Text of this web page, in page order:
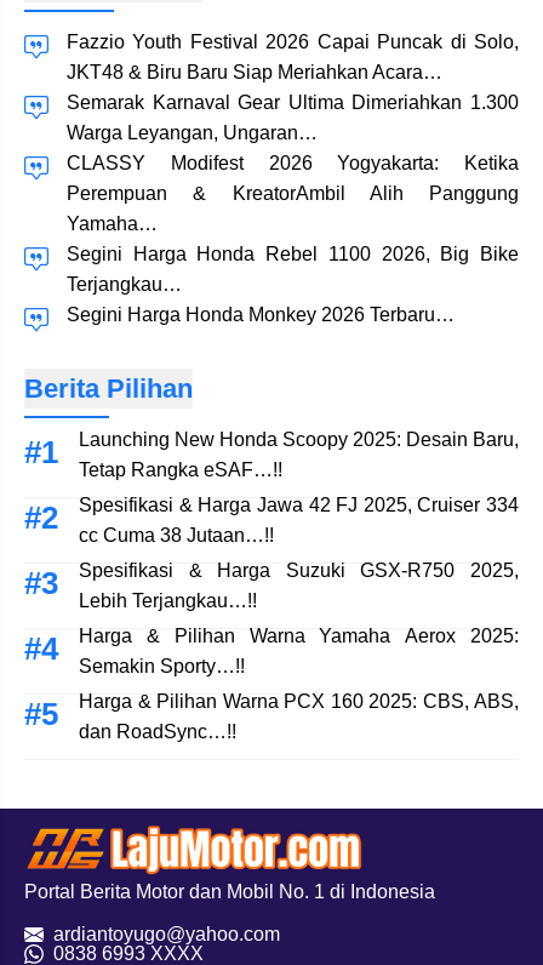
Fazzio Youth Festival 2026 Capai Puncak di Solo,
JKT48 & Biru Baru Siap Meriahkan Acara…
Semarak Karnaval Gear Ultima Dimeriahkan 1.300
Warga Leyangan, Ungaran…
CLASSY Modifest 2026 Yogyakarta: Ketika
Perempuan & KreatorAmbil Alih Panggung
Yamaha…
Segini Harga Honda Rebel 1100 2026, Big Bike
Terjangkau…
Segini Harga Honda Monkey 2026 Terbaru…
Berita Pilihan
Launching New Honda Scoopy 2025: Desain Baru,
Tetap Rangka eSAF…!!
Spesifikasi & Harga Jawa 42 FJ 2025, Cruiser 334
cc Cuma 38 Jutaan…!!
Spesifikasi & Harga Suzuki GSX-R750 2025,
Lebih Terjangkau…!!
Harga & Pilihan Warna Yamaha Aerox 2025:
Semakin Sporty…!!
Harga & Pilihan Warna PCX 160 2025: CBS, ABS,
dan RoadSync…!!
Portal Berita Motor dan Mobil No. 1 di Indonesia
ardiantoyugo@yahoo.com
0838 6993 XXXX